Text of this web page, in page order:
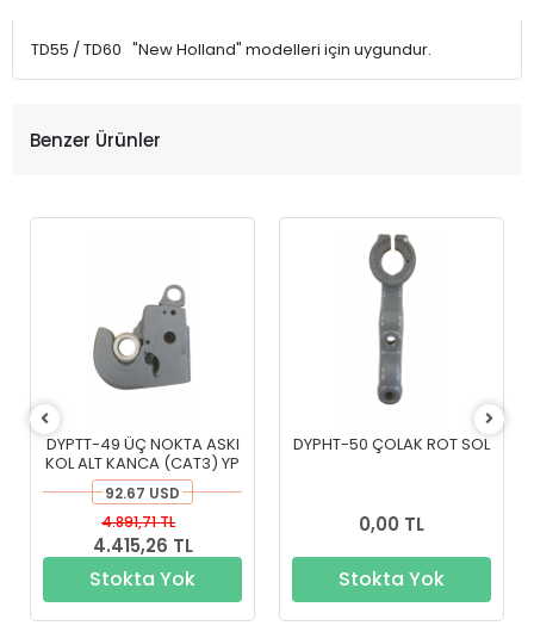
TD55 / TD60 "New Holland" modelleri için uygundur.
Benzer Ürünler
DYPTT-49 ÜÇ NOKTA ASKI
KOL ALT KANCA (CAT3) YP
92.67 USD
4.415,26 TL
4.891,71 TL
Stokta Yok
DYPHT-50 ÇOLAK ROT SOL
0,00 TL
Stokta Yok